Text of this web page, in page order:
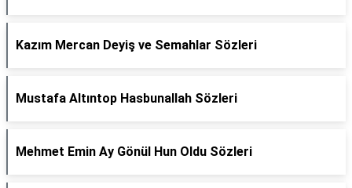
Kazım Mercan Deyiş ve Semahlar Sözleri
Mustafa Altıntop Hasbunallah Sözleri
Mehmet Emin Ay Gönül Hun Oldu Sözleri